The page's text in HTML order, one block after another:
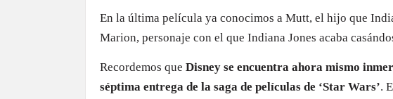
En la última película ya conocimos a Mutt, el hijo que
Marion, personaje con el que Indiana Jones acaba
Recordemos que Disney se encuentra ahora mismo
séptima entrega de la saga de películas de ‘Star Wars’.